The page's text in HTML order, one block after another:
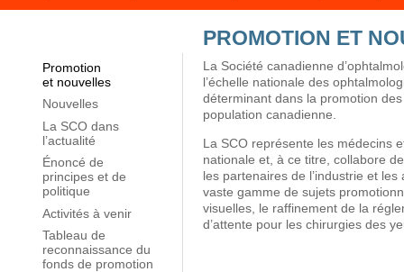
Promotion
et nouvelles
Nouvelles
La SCO dans
l’actualité
Énoncé de
principes et de
politique
Activités à venir
Tableau de
reconnaissance du
fonds de promotion
PROMOTION ET
La Société canadienne
l’échelle nationale des
déterminant dans la promotion
population canadienne.
La SCO représente les médecins
nationale et, à ce titre, collabore
les partenaires de l’industrie et
vaste gamme de sujets
visuelles, le raffinement de la
d’attente pour les chirurgies des